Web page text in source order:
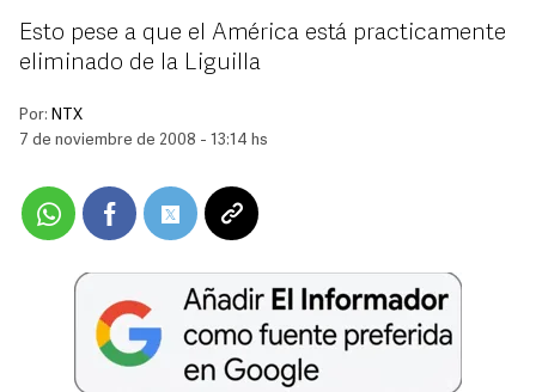
Esto pese a que el América está practicamente
eliminado de la Liguilla
Por: NTX
7 de noviembre de 2008 - 13:14 hs